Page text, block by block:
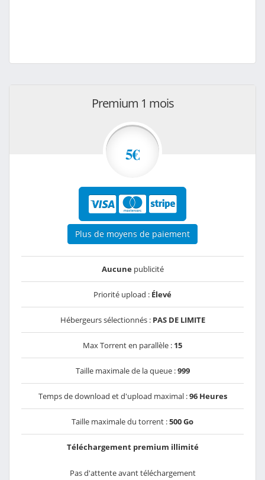
Premium 1 mois
5€
Plus de moyens de paiement
Aucunepublicité
Priorité upload : Élevé
Hébergeurs sélectionnés : PAS DE LIMITE
Max Torrent en parallèle : 15
Taille maximale de la queue :999
Temps de download et d'upload maximal :96 Heures
Taille maximale du torrent :500 Go
Téléchargement premium illimité
Pas d'attente avant téléchargement